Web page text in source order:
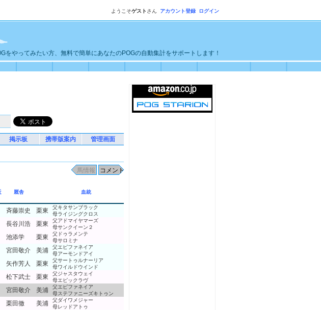
ようこそゲスト さん アカウント登録 ログイン
やってみたい方、無料で簡単にあなたのPOGの自動集計をサポートします！
掲示板 携帯版案内 管理画面
厩舎 血統
斉藤崇史 栗東
父キタサンブラック
母ライジングクロス
長谷川浩 栗東
父アドマイヤマーズ
母サンクイーン２
池添学 栗東
父ドゥラメンテ
母サロミナ
宮田敬介 美浦
父エピファネイア
母アーモンドアイ
矢作芳人 栗東
父サートゥルナーリア
母ワイルドウインド
松下武士 栗東
父ジャスタウェイ
母エピックラヴ
宮田敬介 美浦
父エピファネイア
母ステファニーズキトゥン
栗田徹 美浦
父ダイワメジャー
母レッドアトゥ